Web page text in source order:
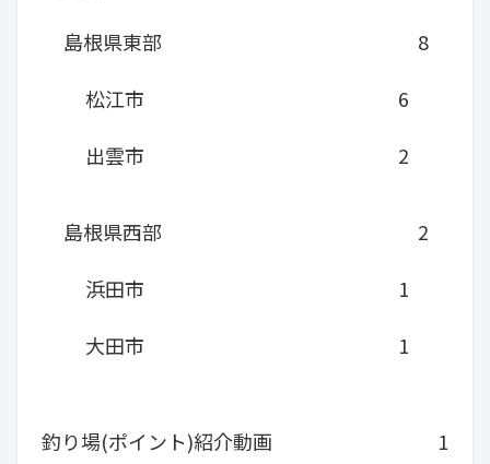
島根県東部
8
松江市
6
出雲市
2
島根県西部
2
浜田市
1
大田市
1
釣り場(ポイント)紹介動画 1